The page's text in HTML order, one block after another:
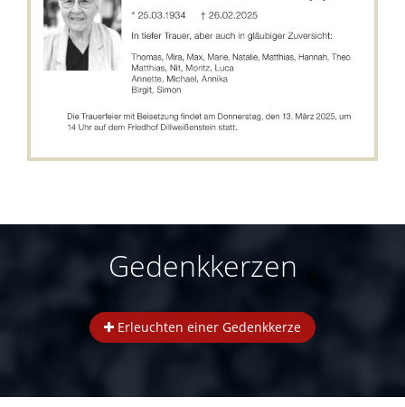
Gedenkkerzen
Erleuchten einer Gedenkkerze